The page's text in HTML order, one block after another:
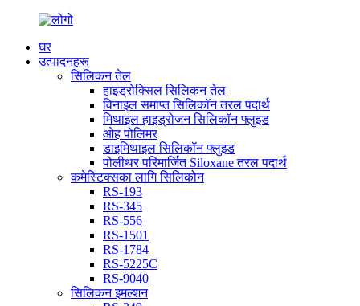
घर
उत्पादनहरू
सिलिकन तेल
हाइड्रोक्सिल सिलिकन तेल
विनाइल समाप्त सिलिकॉन तरल पदार्थ
मिथाइल हाइड्रोजन सिलिकॉन फ्लुइड
ओह पोलिमर
डाइमिथाइल सिलिकॉन फ्लुइड
पोलीथर परिमार्जित Siloxane तरल पदार्थ
कमेस्टिक्सका लागि सिलिकोन
RS-193
RS-345
RS-556
RS-1501
RS-1784
RS-5225C
RS-9040
सिलिकन इमल्शन